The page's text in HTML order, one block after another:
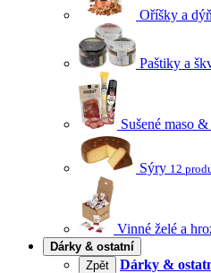
Oříšky a
Paštiky a
Sušené maso
Sýry 12
Vinné želé a
Dárky & ostatní
Zpět
Dárky &